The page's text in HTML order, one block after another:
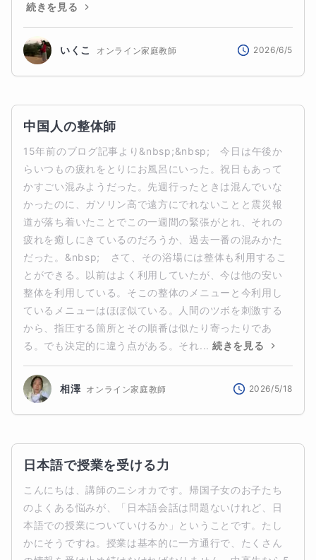
続きを見る
いくこ オンライン家庭教師 2026/6/5
中国人の整体師
15年前のブログ記事より&nbsp;&nbsp;　今日は午後か
らいつもの疲れをとりにお風呂にいった。祝日もあって
かすごい混みようだった。先週行ったときは混んでいな
かったのに、ガソリン高で遠方にでれないことと震災報
道が落ち着いたことでこの一週間の緊張がとれ、それの
疲れを癒しにきているのだろうか、過去一番の混みかた
だった。&nbsp;　さて、その浴場には整体も利用するこ
とができる。以前はよく利用していたが、今は他の安い
整体を利用している。そこの整体のメニューと今利用し
ているメニューはほぼ似ている。人間のツボを刺激する
から、指圧する箇所とその順番は似たり寄ったりであ
る。でも決定的に違う点がある。それ... 続きを見る
相澤 オンライン家庭教師 2026/5/18
日本語で授業を受ける力
こんにちは、講師のニシオカです。帰国子女のお子たち
のよくある悩みが、「日本語会話は問題ないけれど、日
本語での授業についていけるか」ということです。たし
かにそうですね。授業は基本的に一方通行で、たくさん